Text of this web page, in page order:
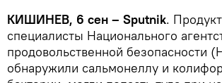
КИШИНЕВ, 6 сен – Sputnik.
специалисты Национального
продовольственной безопасности
обнаружили сальмонеллу и